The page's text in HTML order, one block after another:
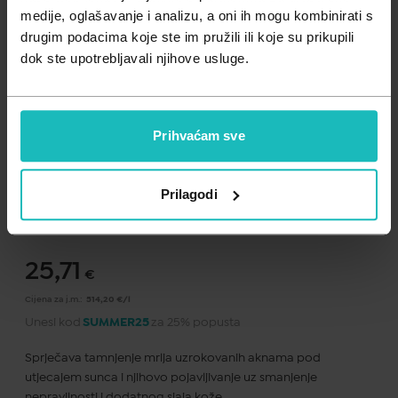
medije, oglašavanje i analizu, a oni ih mogu kombinirati s
drugim podacima koje ste im pružili ili koje su prikupili
dok ste upotrebljavali njihove usluge.
Prihvaćam sve
Prilagodi
Zdravlje muškarca
Zdravlje žene
Minerali
Probiotici i prebiotici
Važna obavijest prema Zakonu o zaštiti potrošača..
25,71 €
Cijena za j.m.: 514,20 €/l
Unesi kod SUMMER25 za 25% popusta
Sprječava tamnjenje mrlja uzrokovanih aknama pod
utjecajem sunca i njihovo pojavljivanje uz smanjenje